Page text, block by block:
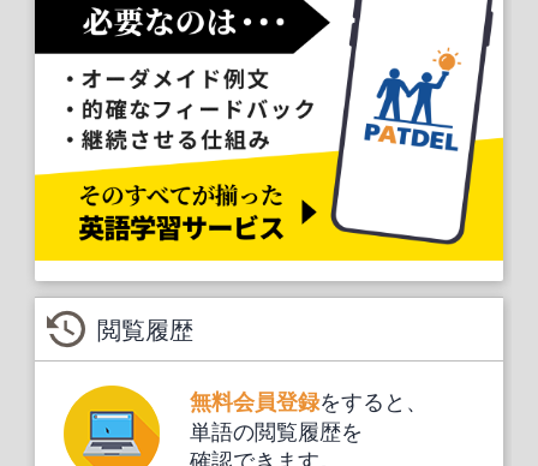
閲覧履歴
無料会員登録をすると、
単語の閲覧履歴を
確認できます。